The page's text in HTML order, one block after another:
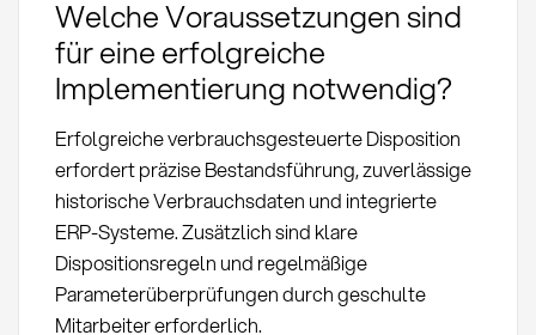
Welche Voraussetzungen sind
für eine erfolgreiche
Implementierung notwendig?
Erfolgreiche verbrauchsgesteuerte Disposition
erfordert präzise Bestandsführung, zuverlässige
historische Verbrauchsdaten und integrierte
ERP-Systeme. Zusätzlich sind klare
Dispositionsregeln und regelmäßige
Parameterüberprüfungen durch geschulte
Mitarbeiter erforderlich.